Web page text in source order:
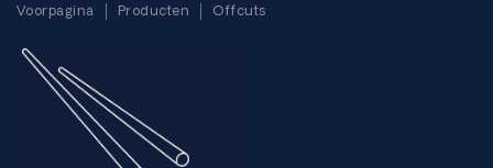
Voorpagina Producten Offcuts